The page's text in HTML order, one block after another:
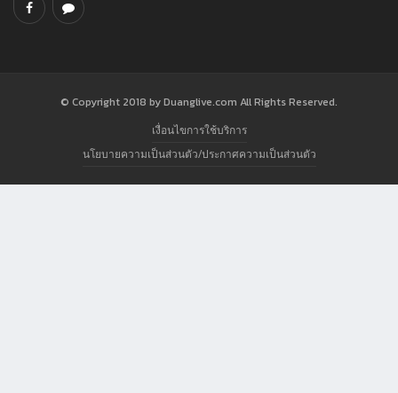
© Copyright 2018 by Duanglive.com All Rights Reserved.
เงื่อนไขการใช้บริการ
นโยบายความเป็นส่วนตัว/ประกาศความเป็นส่วนตัว